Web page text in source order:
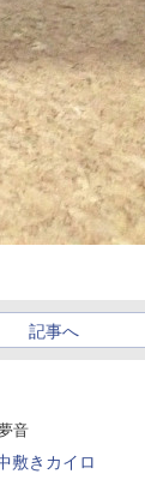
記事へ
音
敷きカイロ